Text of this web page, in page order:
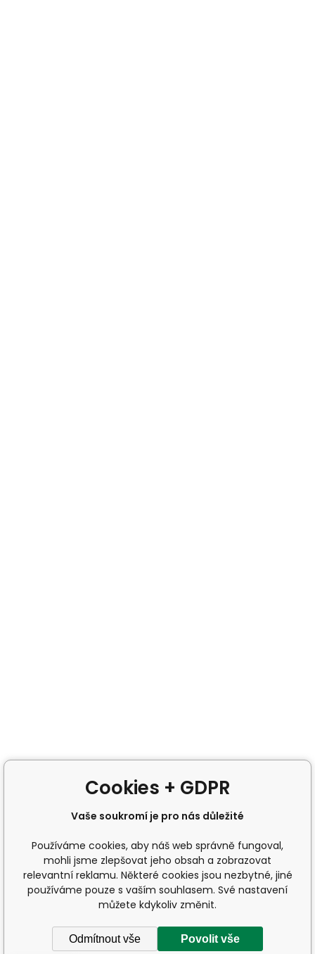
Cookies + GDPR
Vaše soukromí je pro nás důležité
Používáme cookies, aby náš web správně fungoval,
mohli jsme zlepšovat jeho obsah a zobrazovat
relevantní reklamu. Některé cookies jsou nezbytné, jiné
používáme pouze s vaším souhlasem. Své nastavení
můžete kdykoliv změnit.
Odmítnout vše Povolit vše